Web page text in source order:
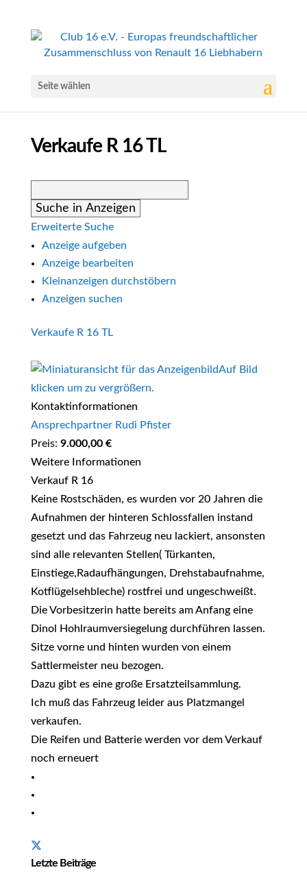
Seite wählen
Verkaufe R 16 TL
nach:
Erweiterte Suche
Anzeige aufgeben
Anzeige bearbeiten
Kleinanzeigen durchstöbern
Anzeigen suchen
Verkaufe R 16 TL
Auf Bild
klicken um zu vergrößern.
Kontaktinformationen
Ansprechpartner Rudi Pfister
Preis: 9.000,00 €
Weitere Informationen
Verkauf R 16
Keine Rostschäden, es wurden vor 20 Jahren die
Aufnahmen der hinteren Schlossfallen instand
gesetzt und das Fahrzeug neu lackiert, ansonsten
sind alle relevanten Stellen( Türkanten,
Einstiege,Radaufhängungen, Drehstabaufnahme,
Kotflügelsehbleche) rostfrei und ungeschweißt.
Die Vorbesitzerin hatte bereits am Anfang eine
Dinol Hohlraumversiegelung durchführen lassen.
Sitze vorne und hinten wurden von einem
Sattlermeister neu bezogen.
Dazu gibt es eine große Ersatzteilsammlung.
Ich muß das Fahrzeug leider aus Platzmangel
verkaufen.
Die Reifen und Batterie werden vor dem Verkauf
noch erneuert
Letzte Beiträge